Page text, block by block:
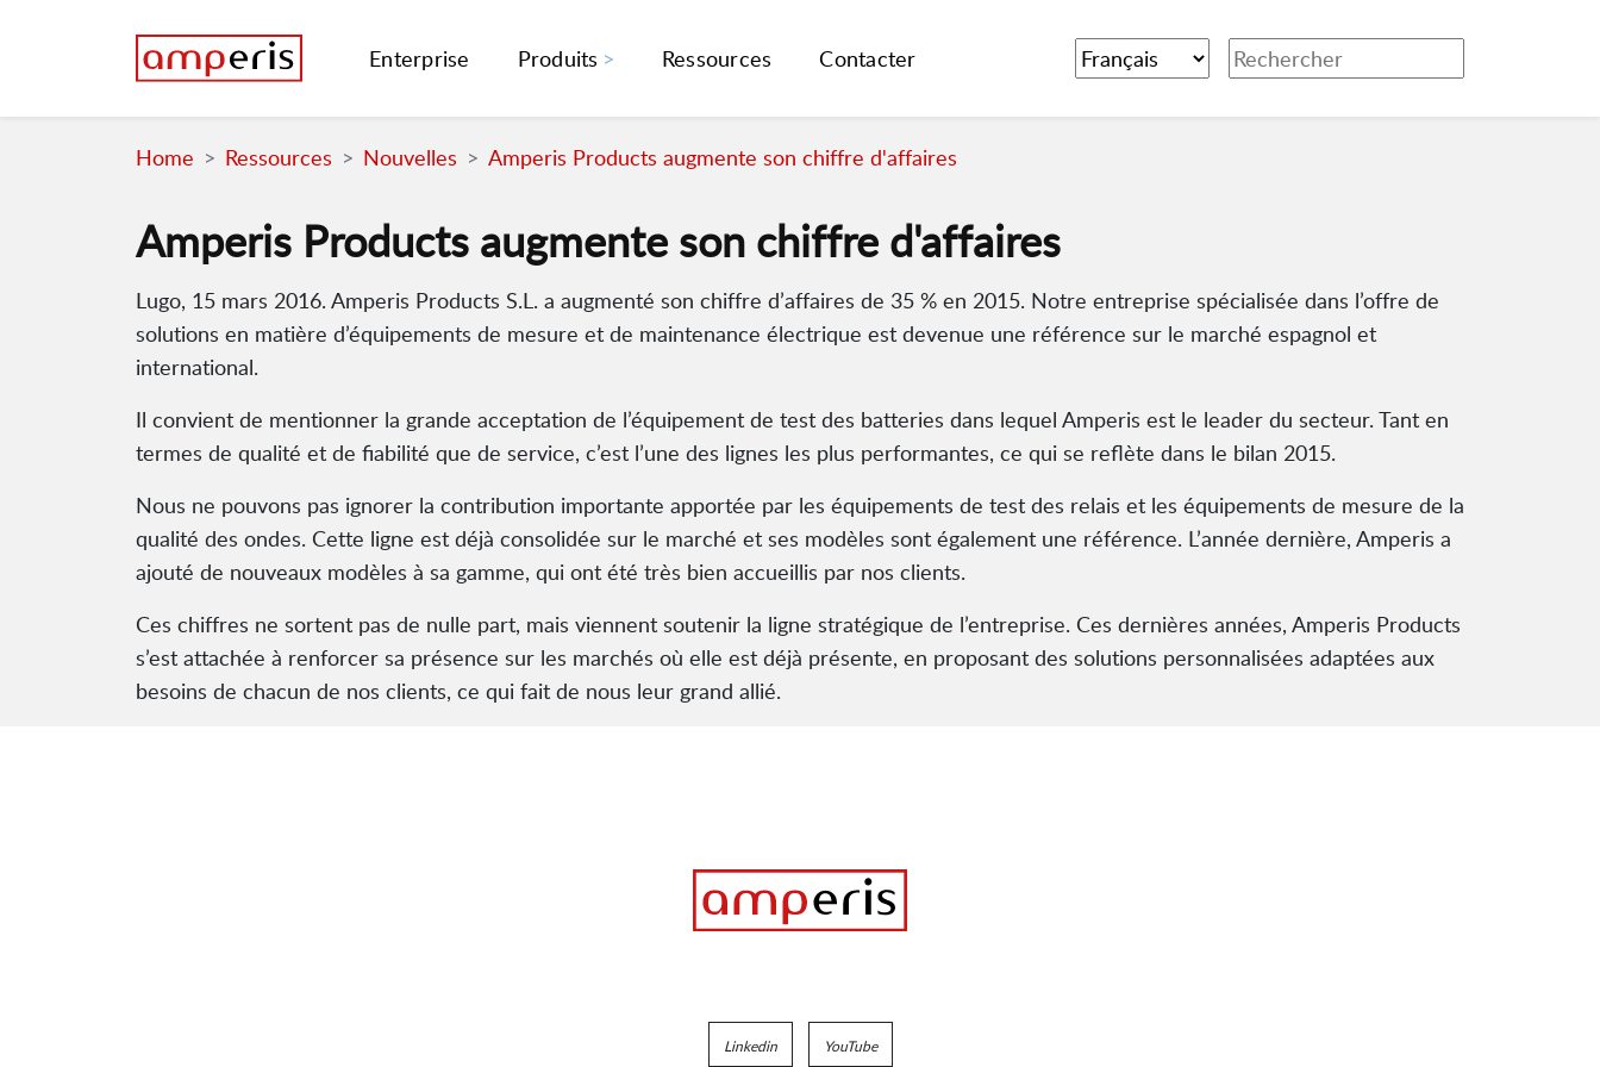
Enterprise Produits Ressources Contacter
Home Ressources Nouvelles Amperis Products augmente son chiffre d'affaires
Amperis Products augmente son chiffre d'affaires
Lugo, 15 mars 2016. Amperis Products S.L. a augmenté son chiffre d’affaires de 35 % en 2015. Notre entreprise spécialisée dans l’offre de
solutions en matière d’équipements de mesure et de maintenance électrique est devenue une référence sur le marché espagnol et
international.
Il convient de mentionner la grande acceptation de l’équipement de test des batteries dans lequel Amperis est le leader du secteur. Tant en
termes de qualité et de fiabilité que de service, c’est l’une des lignes les plus performantes, ce qui se reflète dans le bilan 2015.
Nous ne pouvons pas ignorer la contribution importante apportée par les équipements de test des relais et les équipements de mesure de la
qualité des ondes. Cette ligne est déjà consolidée sur le marché et ses modèles sont également une référence. L’année dernière, Amperis a
ajouté de nouveaux modèles à sa gamme, qui ont été très bien accueillis par nos clients.
Ces chiffres ne sortent pas de nulle part, mais viennent soutenir la ligne stratégique de l’entreprise. Ces dernières années, Amperis Products
s’est attachée à renforcer sa présence sur les marchés où elle est déjà présente, en proposant des solutions personnalisées adaptées aux
besoins de chacun de nos clients, ce qui fait de nous leur grand allié.
Linkedin YouTube